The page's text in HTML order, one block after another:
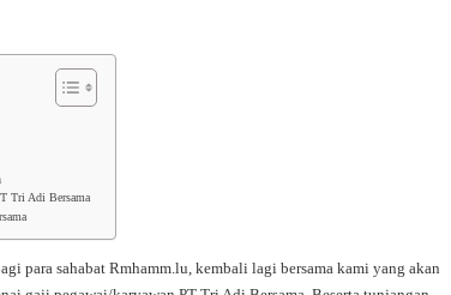
Tri Adi Bersama
para sahabat Rmhamm.lu, kembali lagi bersama kami yang akan